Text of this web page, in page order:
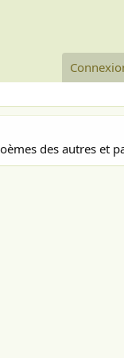
des autres et